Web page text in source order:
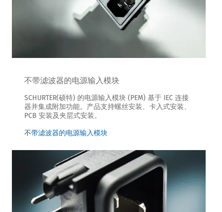
不带滤波器的电源输入模块
SCHURTER(硕特) 的电源输入模块 (PEM) 基于 IEC 连接
器并集成附加功能。产品支持螺丝安装、卡入式安装、
PCB 安装及夹层式安装。
不带滤波器的电源输入模块